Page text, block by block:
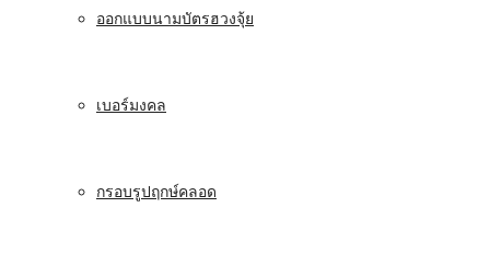
ออกแบบนามบัตรฮวงจุ้ย
เบอร์มงคล
กรอบรูปฤกษ์คลอด